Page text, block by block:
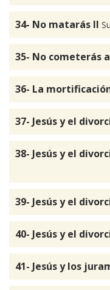
34- No matarás II
35- No cometerás
36- La
37- Jesús y el
38- Jesús y el
39- Jesús y el
40- Jesús y el
41- Jesús y los